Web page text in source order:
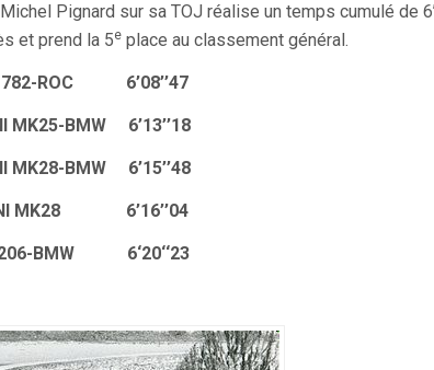
Pignard sur sa TOJ réalise un temps cumulé de
et prend la 5e place au classement général.
ROC 6’08’’47
BMW 6’13’’18
BMW 6’15’’48
MK28 6’16’’04
BMW 6‘20‘‘23